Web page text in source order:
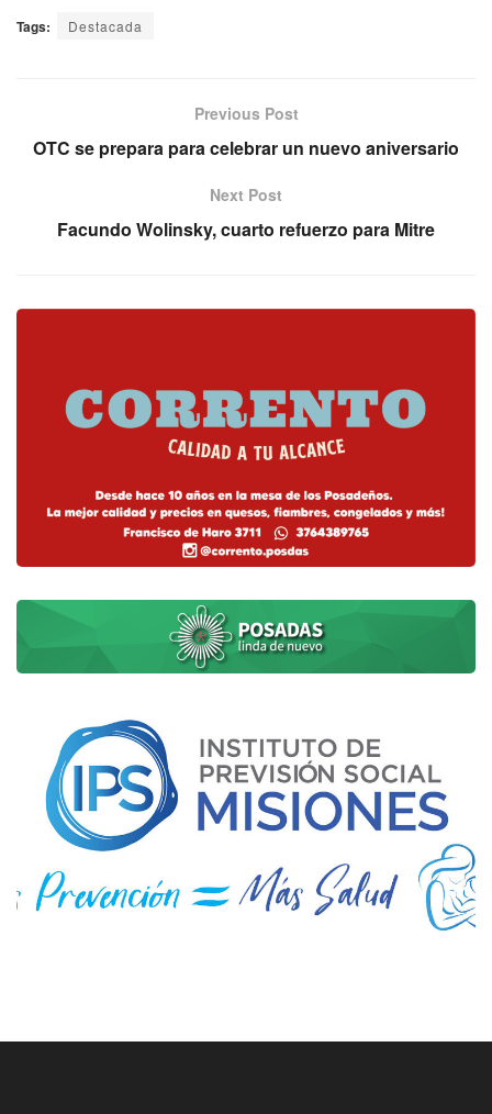
Tags: Destacada
Previous Post
OTC se prepara para celebrar un nuevo aniversario
Next Post
Facundo Wolinsky, cuarto refuerzo para Mitre